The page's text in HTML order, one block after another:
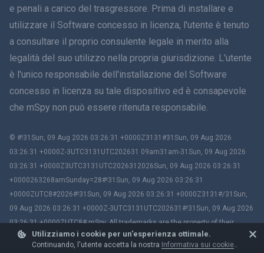
Utilizziamo i cookie per un'esperienza ottimale.
Continuando, l'utente accetta la nostra Informativa sui cookie..
עברית
Română
Ελληνικά
Slovenia
Bahasa Melayu
Čeština
Magiaro
e penali a carico del trasgressore. Prima di installare e
utilizzare il Software concesso in licenza, l'utente è tenuto
a consultare il proprio consulente legale in merito alla
legalità del suo utilizzo nella propria giurisdizione. L'utente
è l'unico responsabile dell'installazione del Software
concesso in licenza su tale dispositivo ed è consapevole
che mSpy non può essere ritenuta responsabile.
© #!31Sun, 09 Aug 2026 03:26:31 +0000Z3131#31Sun, 09 Aug 2026
03:26:31 +0000Z-3UTC3131UTC202631 09am31am-31Sun, 09 Aug 2026
03:26:31 +0000Z3UTC3131UTC2026312026Sun, 09 Aug 2026 03:26:31
+0000263268amSunday=28#!31Sun, 09 Aug 2026 03:26:31
+0000ZUTC8#2026#!31Sun, 09 Aug 2026 03:26:31 +0000Z3131#/31Sun,
09 Aug 2026 03:26:31 +0000Z-3UTC3131UTC202631#!31Sun, 09 Aug 2026
03:26:31 +0000ZUTC8# mSpy. All trademarks are the property of their
respective owners.